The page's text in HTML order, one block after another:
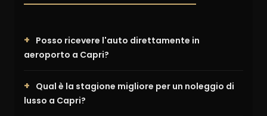
Posso ricevere l'auto direttamente in
aeroporto a Capri?
Qual è la stagione migliore per un noleggio di
lusso a Capri?